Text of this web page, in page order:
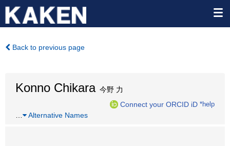
Back to previous page
Konno Chikara今野 力
Connect your ORCID iD *help
Alternative Names